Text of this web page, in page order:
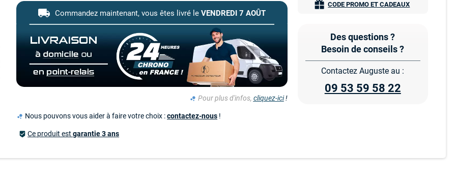
local_shipping Commandez maintenant,vous êtes livré leVENDREDI 7 AOÛT
bubble_chart Pour plus d'infos, cliquez-ici!
bubble_chart Nous pouvons vous aider à faire votre choix :contactez-nous !
beenhere Ce produit estgarantie 3 ans
CODE PROMO ET CADEAUX
Des questions ?
Besoin de conseils ?
Contactez Auguste au :
09 53 59 58 22